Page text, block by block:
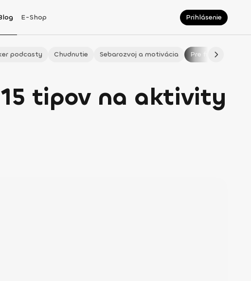
E-Shop Prihlásenie
podcasty Chudnutie Sebarozvoj a motivácia Pre fitmaminky
tipov na aktivity